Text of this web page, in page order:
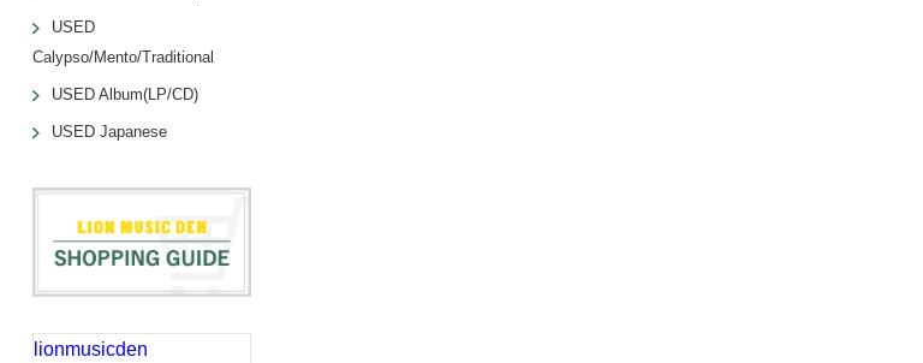
USED
Calypso/Mento/Traditional
USED Album(LP/CD)
USED Japanese
lionmusicden